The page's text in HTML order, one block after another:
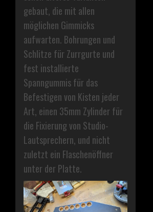
gebaut, die mit allen
möglichen Gimmicks
aufwarten. Bohrungen und
Schlitze für Zurrgurte und
fest installierte
Spanngummis für das
Befestigen von Kisten jeder
Art, einen 35mm Zylinder für
die Fixierung von Studio-
Lautsprechern, und nicht
zuletzt ein Flaschenöffner
unter der Platte.